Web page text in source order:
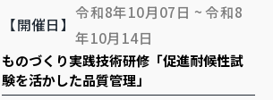
【開催日】
令和8年10月07日 ~ 令和8
年10月14日
ものづくり実践技術研修「促進耐候性試
験を活かした品質管理」